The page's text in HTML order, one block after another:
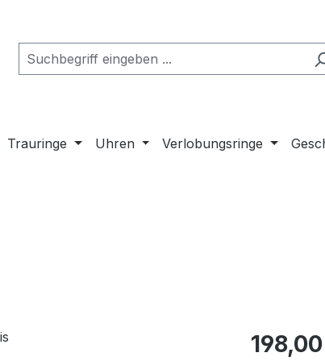
Trauringe Uhren Verlobungsringe
Regulärer